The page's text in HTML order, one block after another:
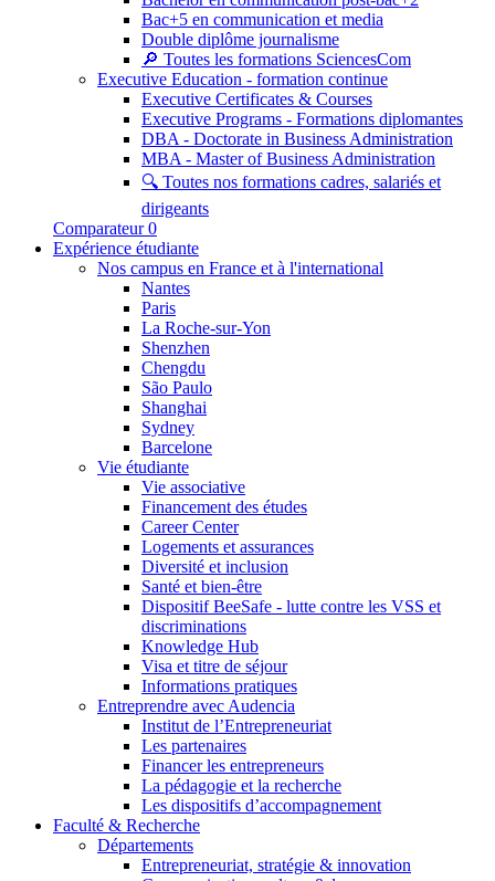
Bac+5 en communication et media
Double diplôme journalisme
🔎 Toutes les formations SciencesCom
Executive Education - formation continue
Executive Certificates & Courses
Executive Programs - Formations diplomantes
DBA - Doctorate in Business Administration
MBA - Master of Business Administration
🔍 Toutes nos formations cadres, salariés et
dirigeants
Comparateur 0
Expérience étudiante
Nos campus en France et à l'international
Nantes
Paris
La Roche-sur-Yon
Shenzhen
Chengdu
São Paulo
Shanghai
Sydney
Barcelone
Vie étudiante
Vie associative
Financement des études
Career Center
Logements et assurances
Diversité et inclusion
Santé et bien-être
Dispositif BeeSafe - lutte contre les VSS et
discriminations
Knowledge Hub
Visa et titre de séjour
Informations pratiques
Entreprendre avec Audencia
Institut de l’Entrepreneuriat
Les partenaires
Financer les entrepreneurs
La pédagogie et la recherche
Les dispositifs d’accompagnement
Faculté & Recherche
Départements
Entrepreneuriat, stratégie & innovation